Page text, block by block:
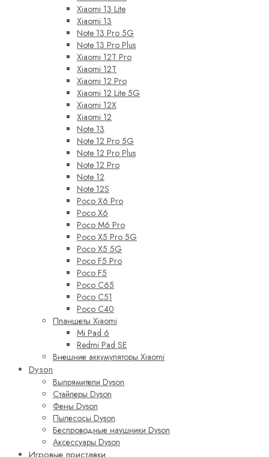
Xiaomi 13 Lite
Xiaomi 13
Note 13 Pro 5G
Note 13 Pro Plus
Xiaomi 12T Pro
Xiaomi 12T
Xiaomi 12 Pro
Xiaomi 12 Lite 5G
Xiaomi 12X
Xiaomi 12
Note 13
Note 12 Pro 5G
Note 12 Pro Plus
Note 12 Pro
Note 12
Note 12S
Poco X6 Pro
Poco X6
Poco M6 Pro
Poco X5 Pro 5G
Poco X5 5G
Poco F5 Pro
Poco F5
Poco C65
Poco C51
Poco C40
Планшеты Xiaomi
Mi Pad 6
Redmi Pad SE
Внешние аккумуляторы Xiaomi
Dyson
Выпрямители Dyson
Стайлеры Dyson
Фены Dyson
Пылесосы Dyson
Беспроводные наушники Dyson
Аксессуары Dyson
Игровые приставки